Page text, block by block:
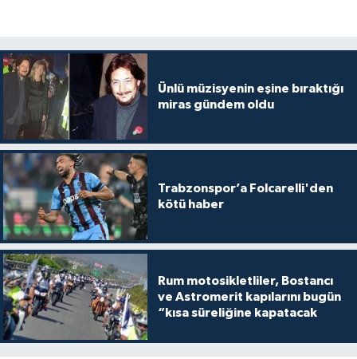
Ünlü müzisyenin eşine bıraktığı
miras gündem oldu
Trabzonspor’a Folcarelli'den
kötü haber
Rum motosikletliler, Bostancı
ve Astromerit kapılarını bugün
“kısa süreliğine kapatacak